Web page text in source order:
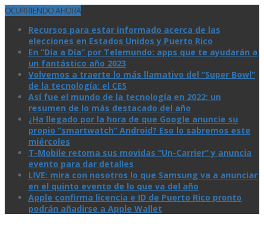
OCURRIENDO AHORA
Recursos para estar informado acerca de las
elecciones en Estados Unidos y Puerto Rico
En “Día a Día” por Telemundo: apps que te ayudarán a
un fantástico año 2023
Volvemos a traerte lo más llamativo del “Super Bowl”
de la tecnologí­a: el CES
Así­ fue el mundo de la tecnologí­a en 2022: un
resumen de lo más destacado del año
¿Ha llegado por la hora de que Google anuncie su
propio “smartwatch” Android? Eso lo sabremos este
miércoles
T-Mobile retoma sus movidas “Un-Carrier” y anuncia
evento para dar detalles
LIVE: mira con nosotros lo que Samsung va a anunciar
en el quinto evento de lo que va del año
Apple confirma licencia e ID de Puerto Rico pronto
podrán añadirse a Apple Wallet